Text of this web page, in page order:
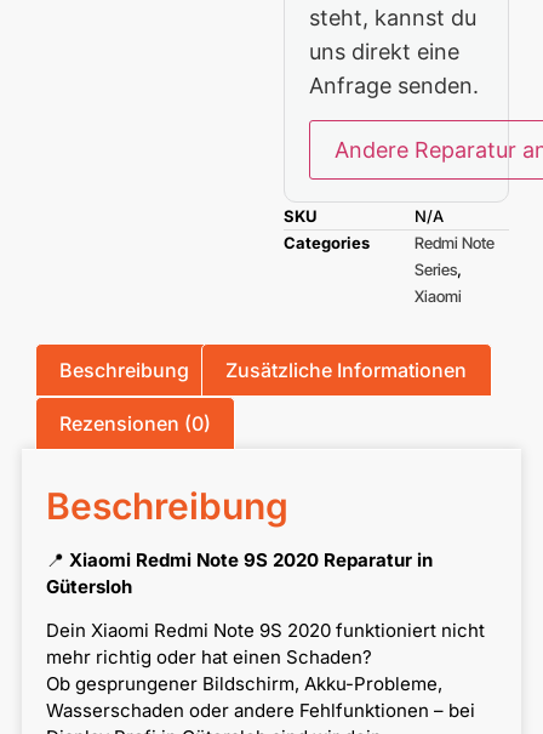
steht, kannst du
uns direkt eine
Anfrage senden.
Andere Reparatur
SKU
N/A
Categories
Redmi Note
Series,
Xiaomi
Beschreibung Zusätzliche Informationen
Rezensionen (0)
Beschreibung
📍 Xiaomi Redmi Note 9S 2020 Reparatur in
Gütersloh
Dein Xiaomi Redmi Note 9S 2020 funktioniert nicht
mehr richtig oder hat einen Schaden?
Ob gesprungener Bildschirm, Akku-Probleme,
Wasserschaden oder andere Fehlfunktionen – bei